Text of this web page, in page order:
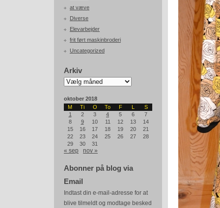
at væve
Diverse
Elevarbejder
frit ført maskinbroderi
Uncategorized
Arkiv
Arkiv
oktober 2018
M
Ti O To F L
S
1
2 3 4 5 6
7
8
9 10 11 12 13
14
15
16 17 18 19 20
21
22
23 24 25 26 27
28
29
30 31
« sep nov »
Abonner på blog via
Email
Indtast din e-mail-adresse for at
blive tilmeldt og modtage besked